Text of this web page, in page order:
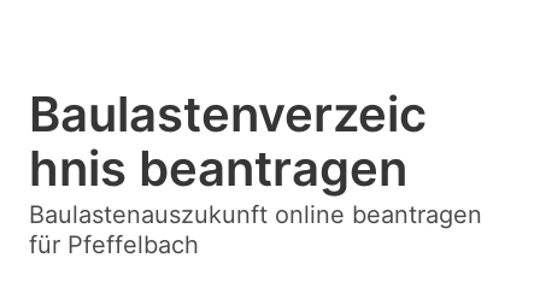
Baulastenverzeic
hnis beantragen
Baulastenauszukunft online beantragen
für Pfeffelbach